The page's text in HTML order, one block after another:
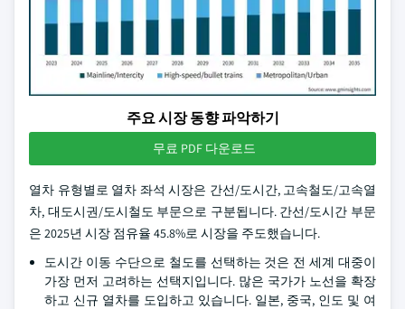
주요 시장 동향 파악하기
무료 PDF 다운로드
열차 유형별로 열차 좌석 시장은 간선/도시간, 고속철도/고속열
차, 대도시권/도시철도 부문으로 구분됩니다. 간선/도시간 부문
은 2025년 시장 점유율 45.8%로 시장을 주도했습니다.
도시간 이동 수단으로 철도를 선택하는 것은 전 세계 대중이
가장 먼저 고려하는 선택지입니다. 많은 국가가 노선을 확장
하고 신규 열차를 도입하고 있습니다. 일본, 중국, 인도 및 여